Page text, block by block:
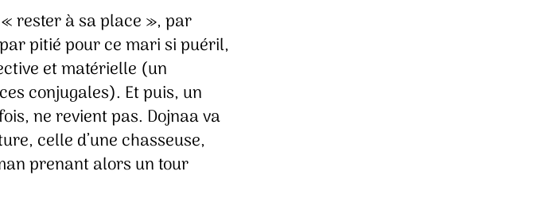
rester à sa place », par
pitié pour ce mari si puéril,
et matérielle (un
conjugales). Et puis, un
ne revient pas. Dojnaa va
celle d’une chasseuse,
prenant alors un tour